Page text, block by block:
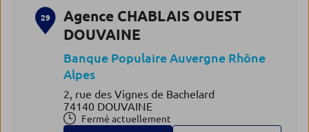
29
Agence CHABLAIS OUEST
DOUVAINE
Banque Populaire Auvergne Rhône
Alpes
2, rue des Vignes de Bachelard
74140 DOUVAINE
Fermé actuellement